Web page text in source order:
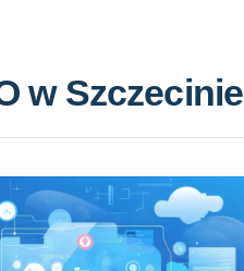
w Szczecinie